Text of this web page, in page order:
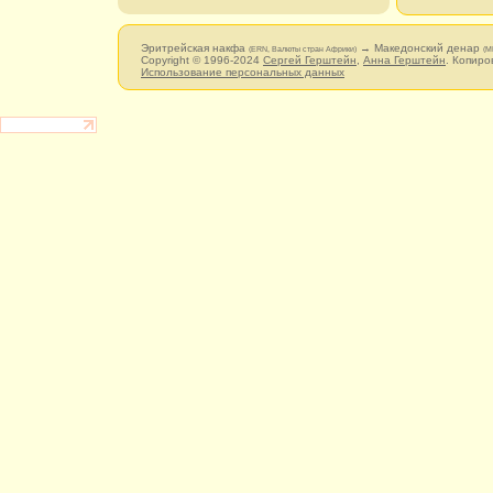
Эритрейская накфа (ERN, Валюты стран Африки) → Македонский денар
Copyright © 1996-2024 Сергей Герштейн Анна Герштейн .
Использование персональных данных